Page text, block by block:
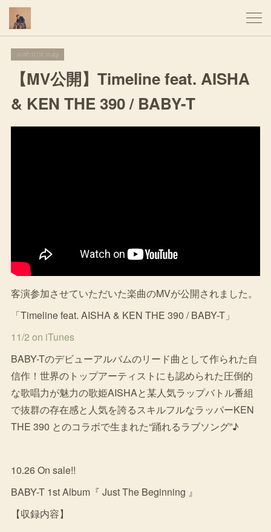
2016.11.02 11:49
【MV公開】Timeline feat. AISHA
& KEN THE 390 / BABY-T
客演参加させていただいた楽曲のMVが公開されました。
「Timeline feat. AISHA & KEN THE 390 / BABY-T」
11/2 on iTunes
BABY-Tのデビューアルバムのリード曲として作られた自
信作！世界のトップアーティストにも認められた圧倒的
な歌唱力が魅力の歌姫AISHAと某人気ラップバトル番組
で抜群の存在感と人気を誇るスキルフルなラッパーKEN
THE 390 とのコラボで生まれた“踊れるラブソング”♪
10.26 On sale!!
BABY-T 1st Album『 Just The Beginning 』
【収録内容】